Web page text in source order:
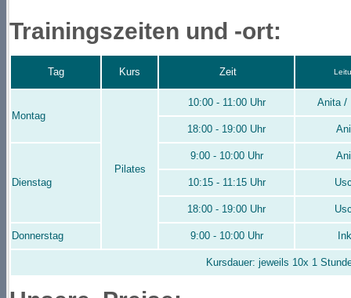
Trainingszeiten und -ort:
Tag Kurs Zeit
Montag
Pilates
10:00 - 11:00 Uhr Anita /
18:00 - 19:00 Uhr
Dienstag
9:00 - 10:00 Uhr
10:15 - 11:15 Uhr
18:00 - 19:00 Uhr
Donnerstag 9:00 - 10:00 Uhr
Kursdauer: jeweils 10x 1